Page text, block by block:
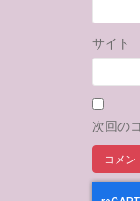
サイト
次回の